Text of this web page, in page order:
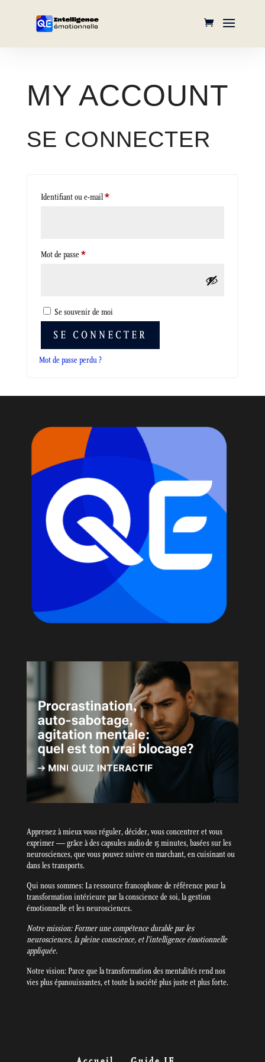
MY ACCOUNT
SE CONNECTER
Identifiant ou e-mail*Obligatoire
Mot de passe*Obligatoire
Alternative:
Se souvenir de moi
SE CONNECTER
Mot de passe perdu ?
Apprenez à mieux vous réguler, décider, vous concentrer et vous
exprimer — grâce à des capsules audio de 15 minutes, basées sur les
neurosciences, que vous pouvez suivre en marchant, en cuisinant ou
dans les transports.
Qui nous sommes: La ressource francophone de référence pour la
transformation intérieure par la conscience de soi, la gestion
émotionnelle et les neurosciences.
Notre mission: Former une compétence durable par les
neurosciences, la pleine conscience, et l’intelligence émotionnelle
appliquée.
Notre vision: Parce que la transformation des mentalités rend nos
vies plus épanouissantes, et toute la société plus juste et plus forte.